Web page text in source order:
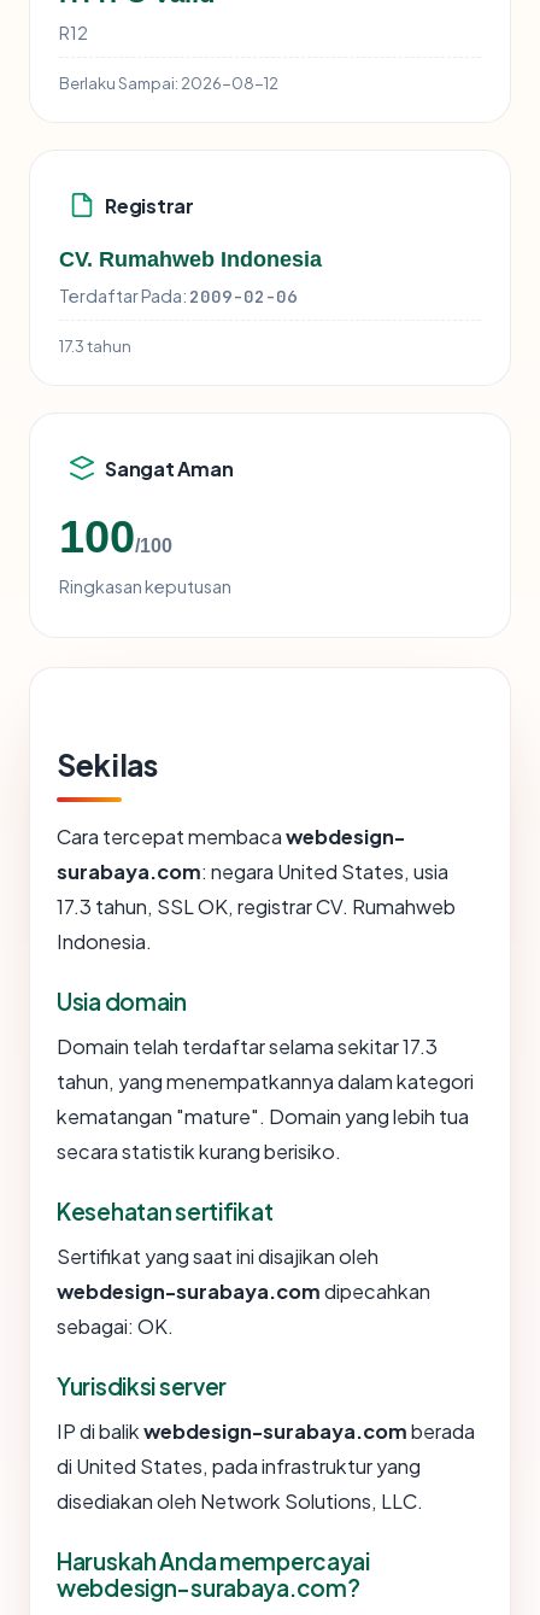
R12
Berlaku Sampai: 2026-08-12
Registrar
CV. Rumahweb Indonesia
Terdaftar Pada: 2009-02-06
17.3 tahun
Sangat Aman
100/100
Ringkasan keputusan
Sekilas
Cara tercepat membacawebdesign-
surabaya.com: negara United States, usia
17.3 tahun, SSL OK, registrar CV. Rumahweb
Indonesia.
Usia domain
Domain telah terdaftar selama sekitar 17.3
tahun, yang menempatkannya dalam kategori
kematangan "mature". Domain yang lebih tua
secara statistik kurang berisiko.
Kesehatan sertifikat
Sertifikat yang saat ini disajikan oleh
webdesign-surabaya.comdipecahkan
sebagai: OK.
Yurisdiksi server
IP di balikwebdesign-surabaya.comberada
di United States, pada infrastruktur yang
disediakan oleh Network Solutions, LLC.
Haruskah Anda mempercayai
webdesign-surabaya.com?